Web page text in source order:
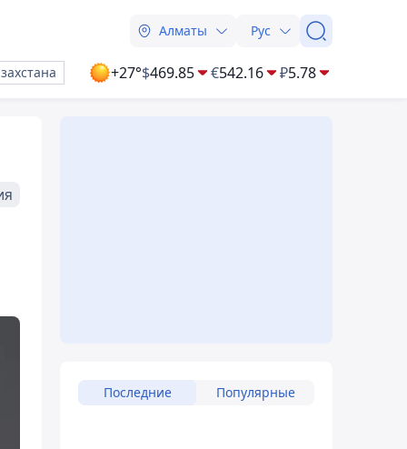
Алматы Рус
+27°$469.85 €542.16 ₽5.78
Последние Популярные